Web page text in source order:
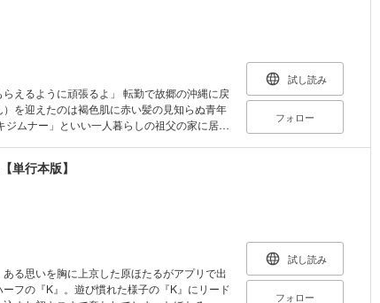
る中、自分を介抱した男が「人化」した熊谷だ
に体を押し付けると――― 「月ヶ瀬さ
と我慢してたんだね」 熊なのに草食
キツめなワケあり美人「獣人」 トラウマを抱
衝動―…！？ 「恋するビッチ」の一等米が描
盛りケモラブ！！
らえるように頑張るよ」 転勤で故郷の沖縄に戻
を迎えたのは褐色肌に赤い髪の見知らぬ青年
ジムナー」といい一人暮らしの祖父の家に居候
流進。 朧げな記憶を辿った先に待つ精霊（セ
※分冊版1～6話収録 ※このタ
ら配信されていた同タイトルと同じ内容で
い。
試し読み
フォロー
単行本版】
る思いを胸に上京した原ほたるがアプリで出
フの『K』。遊び慣れた様子の『K』にリード
試し読み
フォロー